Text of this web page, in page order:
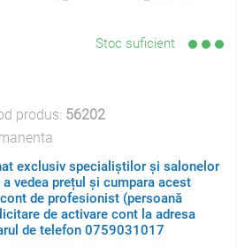
Stoc suficient
produs: 56202
exclusiv specialiștilor și salonelor
vedea prețul și cumpara acest
de profesionist (persoană
de activare cont la adresa
de telefon 0759031017